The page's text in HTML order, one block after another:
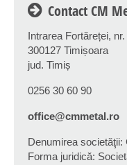
Contact CM
Intrarea Fortăreței, nr.
300127 Timișoara
jud. Timiș
0256 30 60 90
office@cmmetal.ro
Denumirea
Forma juridică: